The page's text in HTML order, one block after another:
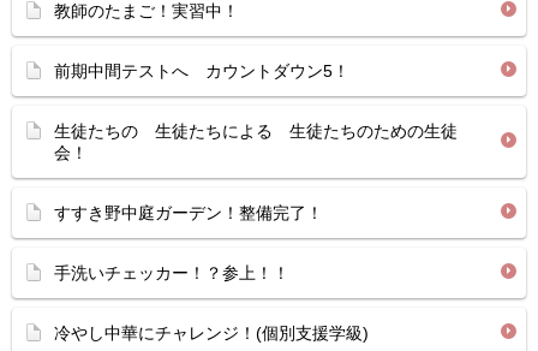
教師のたまご！実習中！
前期中間テストへ カウントダウン5！
生徒たちの 生徒たちによる 生徒たちのための生徒
会！
すすき野中庭ガーデン！整備完了！
手洗いチェッカー！？参上！！
冷やし中華にチャレンジ！(個別支援学級)